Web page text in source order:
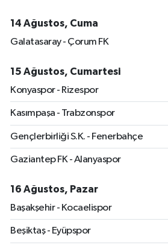
14 Ağustos, Cuma
Galatasaray - Çorum FK
15 Ağustos, Cumartesi
Konyaspor - Rizespor
Kasımpaşa - Trabzonspor
Gençlerbirliği S.K. - Fenerbahçe
Gaziantep FK - Alanyaspor
16 Ağustos, Pazar
Başakşehir - Kocaelispor
Beşiktaş - Eyüpspor